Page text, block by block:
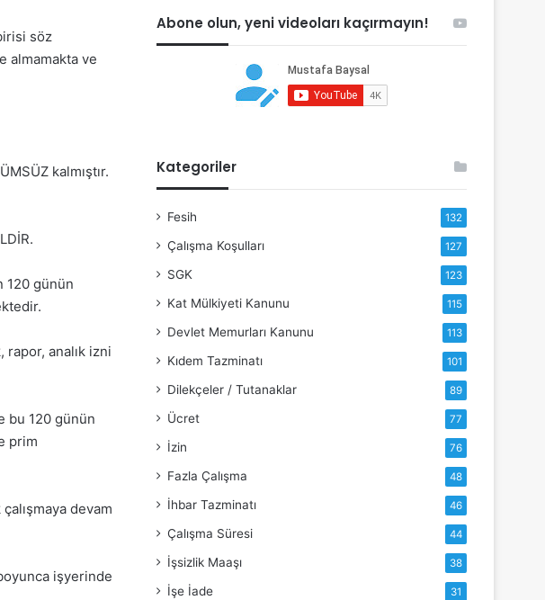
söz
almamakta ve
kalmıştır.
120 günün
analık izni
bu 120 günün
prim
devam
işyerinde
Abone olun, yeni videoları kaçırmayın!
Kategoriler
Fesih 132
Çalışma Koşulları 127
SGK 123
Kat Mülkiyeti Kanunu 115
Devlet Memurları Kanunu 113
Kıdem Tazminatı 101
Dilekçeler / Tutanaklar 89
Ücret 77
İzin 76
Fazla Çalışma 48
İhbar Tazminatı 46
Çalışma Süresi 44
İşsizlik Maaşı 38
İşe İade 31